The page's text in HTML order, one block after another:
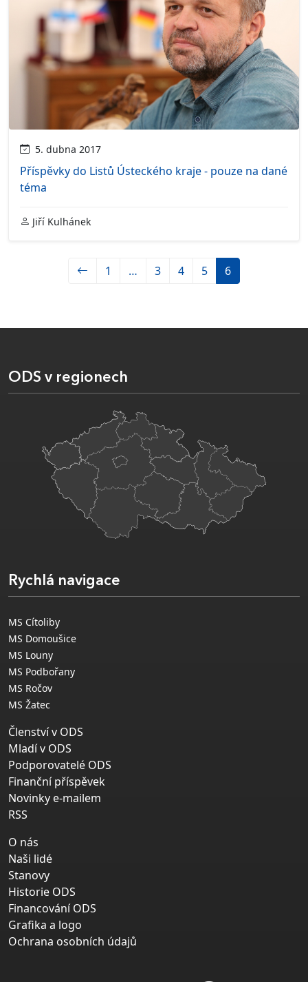
5. dubna 2017
Příspěvky do Listů Ústeckého kraje - pouze na dané
téma
Jiří Kulhánek
1 … 3 4 5 6
ODS v regionech
Rychlá navigace
MS Cítoliby
MS Domoušice
MS Louny
MS Podbořany
MS Ročov
MS Žatec
Členství v ODS
Mladí v ODS
Podporovatelé ODS
Finanční příspěvek
Novinky e-mailem
RSS
O nás
Naši lidé
Stanovy
Historie ODS
Financování ODS
Grafika a logo
Ochrana osobních údajů